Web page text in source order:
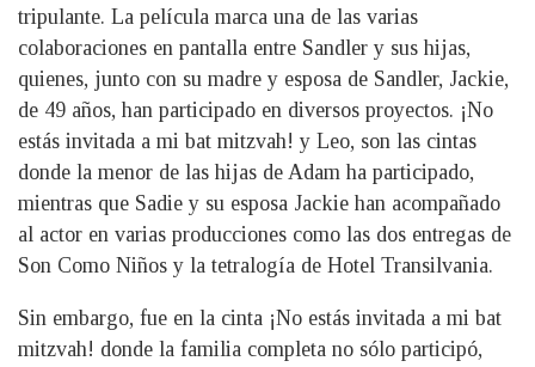
tripulante. La película marca una de las varias
colaboraciones en pantalla entre Sandler y sus hijas,
quienes, junto con su madre y esposa de Sandler, Jackie,
de 49 años, han participado en diversos proyectos. ¡No
estás invitada a mi bat mitzvah! y Leo, son las cintas
donde la menor de las hijas de Adam ha participado,
mientras que Sadie y su esposa Jackie han acompañado
al actor en varias producciones como las dos entregas de
Son Como Niños y la tetralogía de Hotel Transilvania.
Sin embargo, fue en la cinta ¡No estás invitada a mi bat
mitzvah! donde la familia completa no sólo participó,